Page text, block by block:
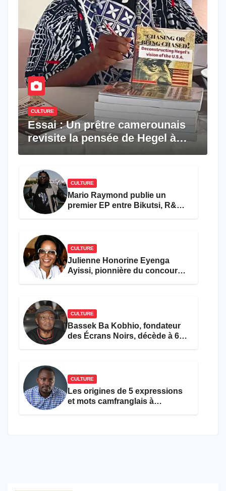
CULTURE
Essai : Un prêtre camerounais
revisite la pensée de Hegel à
CULTURE
Mario Raymond publie un
premier EP entre Bikutsi, R&B
CULTURE
Julienne Honorine Eyenga
Ayissi, pionnière du concours
CULTURE
Bassek Ba Kobhio, fondateur
des Écrans Noirs, décède à 69
CULTURE
Les origines de 5 expressions
et mots camfranglais à